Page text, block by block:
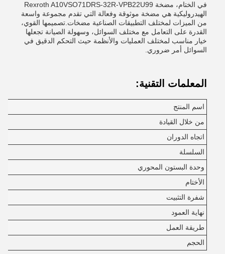
في الختام، مضخة Rexroth A10VSO71DRS-32R-VPB22U99
الهيدروليكية هي مضخة موثوقة وفعالة التي تقدم مجموعة واسعة
من الميزات لمختلف التطبيقات الصناعية مضخات.تصميمها القوي،
القدرة على التعامل مع مختلف السوائل، وسهولة الصيانة تجعلها
خيار مناسب لمختلف العمليات والأنظمة حيث التحكم الدقيق في
السوائل أمر ضروري.
المعلمات التقنية:
اسم المنتج
من خلال القيادة
اتجاه الدوران
السلسلة
وحدة البستون المحوري
الأختام
شفرة التثبيت
نهاية العمود
طريقة العمل
الحجم